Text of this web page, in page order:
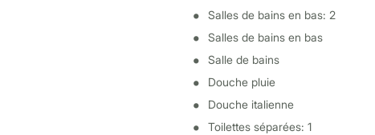
Salles de bains en bas: 2
Salles de bains en bas
Salle de bains
Douche pluie
Douche italienne
Toilettes séparées: 1